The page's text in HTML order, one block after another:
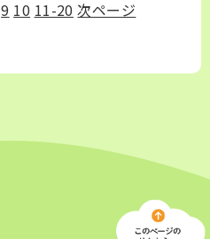
9 10 11-20 次ページ